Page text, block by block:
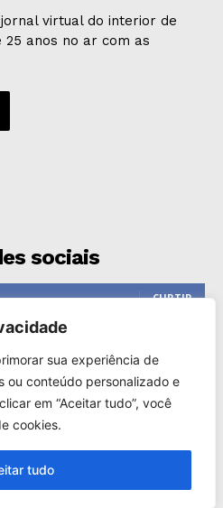
sua experiência de
ou conteúdo personalizado e
em “Aceitar tudo”, você
cookies.
tudo
virtual do interior de
25 anos no ar com as
sociais
CURTIR
SEGUIR
INSCREVER
proibida sem a autorização
Notícias.